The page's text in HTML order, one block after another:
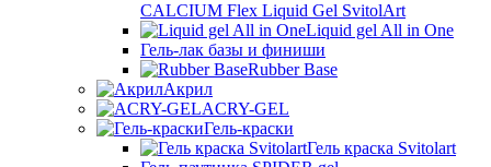
CALCIUM Flex Liquid Gel SvitolArt
Liquid gel All in One
Гель-лак базы и финиши
Rubber Base
Акрил
ACRY-GEL
Гель-краски
Гель краска Svitolart